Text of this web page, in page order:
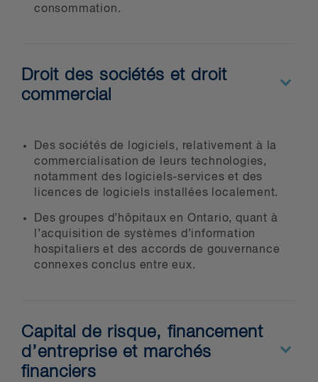
consommation.
Droit des sociétés et droit
commercial
Des sociétés de logiciels, relativement à la
commercialisation de leurs technologies,
notamment des logiciels-services et des
licences de logiciels installées localement.
Des groupes d’hôpitaux en Ontario, quant à
l’acquisition de systèmes d’information
hospitaliers et des accords de gouvernance
connexes conclus entre eux.
Capital de risque, financement
d’entreprise et marchés
financiers